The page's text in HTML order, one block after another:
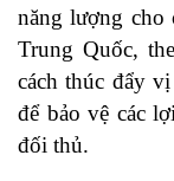
năng lượng cho
Trung Quốc,
cách thúc đẩy
để bảo vệ các
đối thủ.